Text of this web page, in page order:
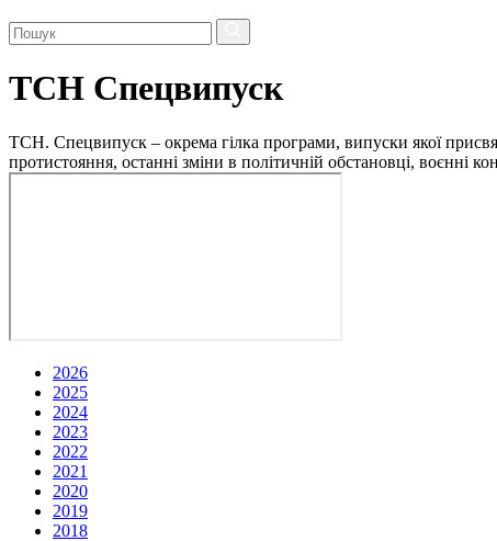
ТСН Спецвипуск
ТСН. Спецвипуск – окрема гілка програми, випуски якої
протистояння, останні зміни в політичній обстановці,
2026
2025
2024
2023
2022
2021
2020
2019
2018